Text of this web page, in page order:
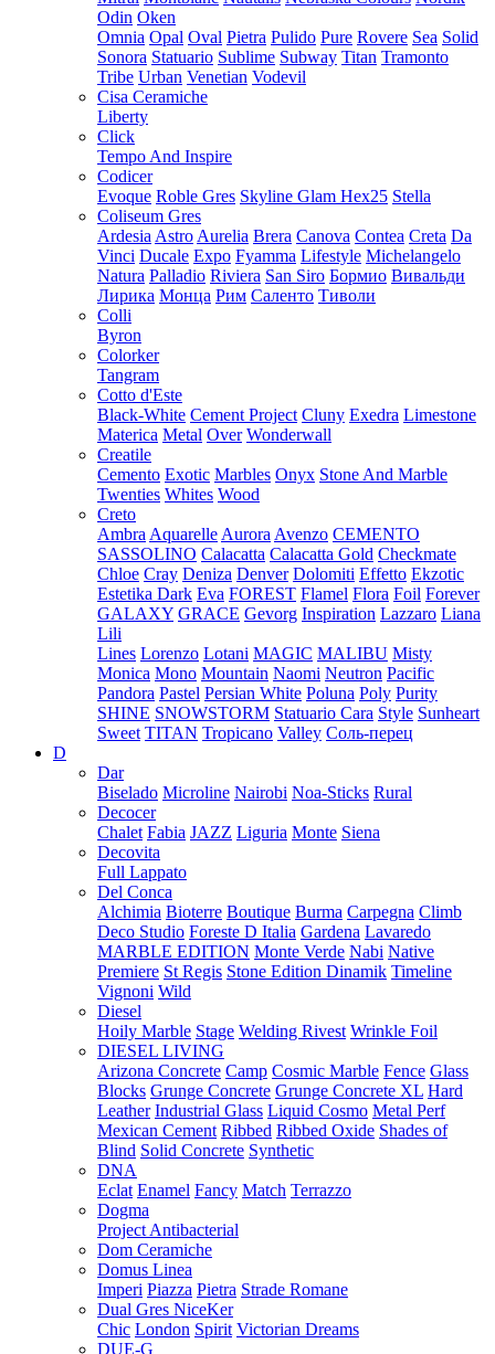
Odin Oken
Omnia Opal Oval Pietra Pulido Pure Rovere Sea Solid
Sonora Statuario Sublime Subway Titan Tramonto
Tribe Urban Venetian Vodevil
Cisa Ceramiche
Liberty
Click
Tempo And Inspire
Codicer
Evoque Roble Gres Skyline Glam Hex25 Stella
Coliseum Gres
Ardesia Astro Aurelia Brera Canova Contea Creta Da
Vinci Ducale Expo Fyamma Lifestyle Michelangelo
Natura Palladio Riviera San Siro Бормио Вивальди
Лирика Монца Рим Саленто Тиволи
Colli
Byron
Colorker
Tangram
Cotto d'Este
Black-White Cement Project Cluny Exedra Limestone
Materica Metal Over Wonderwall
Creatile
Cemento Exotic Marbles Onyx Stone And Marble
Twenties Whites Wood
Creto
Ambra Aquarelle Aurora Avenzo CEMENTO
SASSOLINO Calacatta Calacatta Gold Checkmate
Chloe Cray Deniza Denver Dolomiti Effetto Ekzotic
Estetika Dark Eva FOREST Flamel Flora Foil Forever
GALAXY GRACE Gevorg Inspiration Lazzaro Liana
Lili
Lines Lorenzo Lotani MAGIC MALIBU Misty
Monica Mono Mountain Naomi Neutron Pacific
Pandora Pastel Persian White Poluna Poly Purity
SHINE SNOWSTORM Statuario Cara Style Sunheart
Sweet TITAN Tropicano Valley Соль-перец
D
Dar
Biselado Microline Nairobi Noa-Sticks Rural
Decocer
Chalet Fabia JAZZ Liguria Monte Siena
Decovita
Full Lappato
Del Conca
Alchimia Bioterre Boutique Burma Carpegna Climb
Deco Studio Foreste D Italia Gardena Lavaredo
MARBLE EDITION Monte Verde Nabi Native
Premiere St Regis Stone Edition Dinamik Timeline
Vignoni Wild
Diesel
Hoily Marble Stage Welding Rivest Wrinkle Foil
DIESEL LIVING
Arizona Concrete Camp Cosmic Marble Fence Glass
Blocks Grunge Concrete Grunge Concrete XL Hard
Leather Industrial Glass Liquid Cosmo Metal Perf
Mexican Cement Ribbed Ribbed Oxide Shades of
Blind Solid Concrete Synthetic
DNA
Eclat Enamel Fancy Match Terrazzo
Dogma
Project Antibacterial
Dom Ceramiche
Domus Linea
Imperi Piazza Pietra Strade Romane
Dual Gres NiceKer
Chic London Spirit Victorian Dreams
DUE-G